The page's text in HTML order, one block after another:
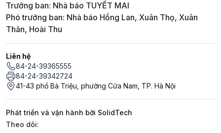
Trưởng ban: Nhà báo TUYẾT MAI
Phó trưởng ban: Nhà báo Hồng Lan, Xuân Thọ, Xuân
Thân, Hoài Thu
Liên hệ
84-24-39365555
84-24-39342724
41-43 phố Bà Triệu, phường Cửa Nam, TP. Hà Nội
Phát triển và vận hành bởi SolidTech
Mạng xã hội
Theo dõi: